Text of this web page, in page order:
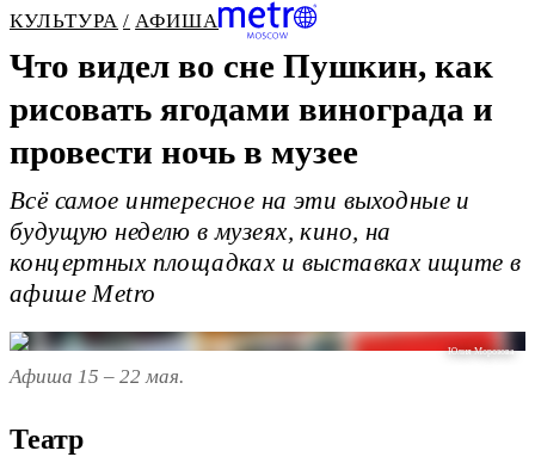
КУЛЬТУРА АФИША
Что видел во сне Пушкин, как
рисовать ягодами винограда и
провести ночь в музее
Всё самое интересное на эти выходные и
будущую неделю в музеях, кино, на
концертных площадках и выставках ищите в
афише Metro
Юлия Морозова
Афиша 15 – 22 мая.
Театр